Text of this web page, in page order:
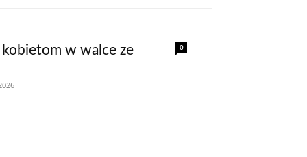
0
w walce ze